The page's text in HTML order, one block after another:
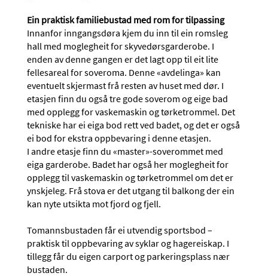
Ein praktisk familiebustad med rom for tilpassing
Innanfor inngangsdøra kjem du inn til ein romsleg
hall med moglegheit for skyvedørsgarderobe. I
enden av denne gangen er det lagt opp til eit lite
fellesareal for soveroma. Denne «avdelinga» kan
eventuelt skjermast frå resten av huset med dør. I
etasjen finn du også tre gode soverom og eige bad
med opplegg for vaskemaskin og tørketrommel. Det
tekniske har ei eiga bod rett ved badet, og det er også
ei bod for ekstra oppbevaring i denne etasjen.
I andre etasje finn du «master»-soverommet med
eiga garderobe. Badet har også her moglegheit for
opplegg til vaskemaskin og tørketrommel om det er
ynskjeleg. Frå stova er det utgang til balkong der ein
kan nyte utsikta mot fjord og fjell.
Tomannsbustaden får ei utvendig sportsbod –
praktisk til oppbevaring av syklar og hagereiskap. I
tillegg får du eigen carport og parkeringsplass nær
bustaden.